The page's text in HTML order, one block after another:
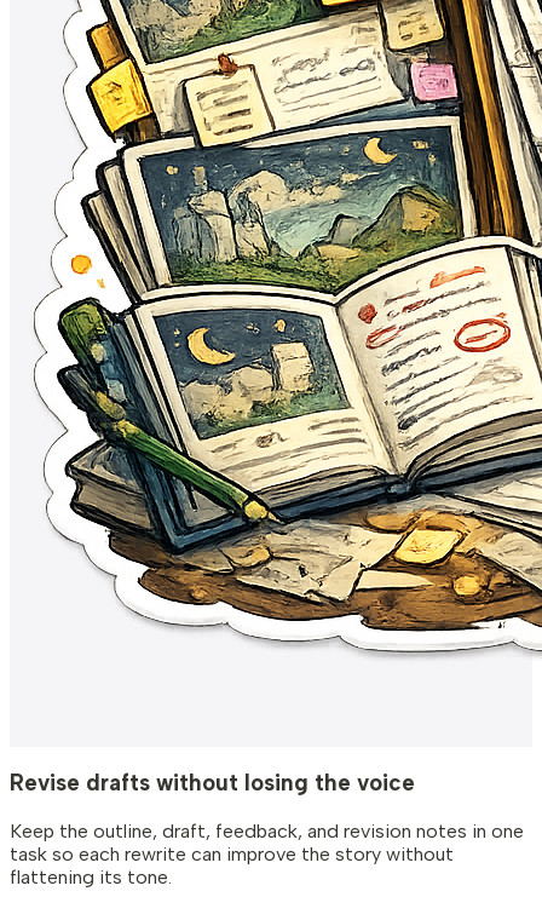
Revise drafts without losing the voice
Keep the outline, draft, feedback, and revision notes in one
task so each rewrite can improve the story without
flattening its tone.